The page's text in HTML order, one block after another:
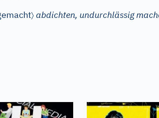
〉 abdichten, undurchlässig